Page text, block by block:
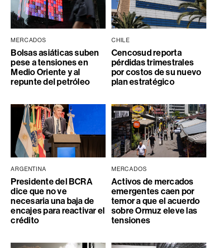
MERCADOS
Bolsas asiáticas suben
pese a tensiones en
Medio Oriente y al
repunte del petróleo
CHILE
Cencosud reporta
pérdidas trimestrales
por costos de su nuevo
plan estratégico
ARGENTINA
Presidente del BCRA
dice que no ve
necesaria una baja de
encajes para reactivar el
crédito
MERCADOS
Activos de mercados
emergentes caen por
temor a que el acuerdo
sobre Ormuz eleve las
tensiones